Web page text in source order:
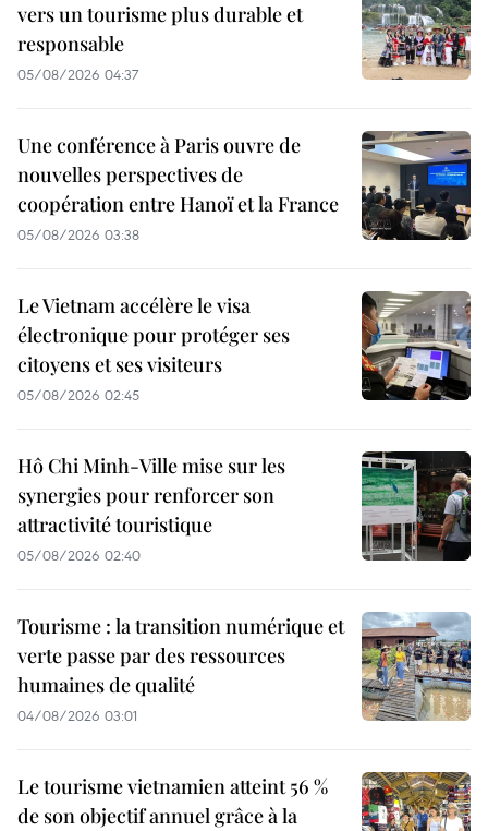
vers un tourisme plus durable et
responsable
05/08/2026 04:37
Une conférence à Paris ouvre de
nouvelles perspectives de
coopération entre Hanoï et la France
05/08/2026 03:38
Le Vietnam accélère le visa
électronique pour protéger ses
citoyens et ses visiteurs
05/08/2026 02:45
Hô Chi Minh-Ville mise sur les
synergies pour renforcer son
attractivité touristique
05/08/2026 02:40
Tourisme : la transition numérique et
verte passe par des ressources
humaines de qualité
04/08/2026 03:01
Le tourisme vietnamien atteint 56 %
de son objectif annuel grâce à la